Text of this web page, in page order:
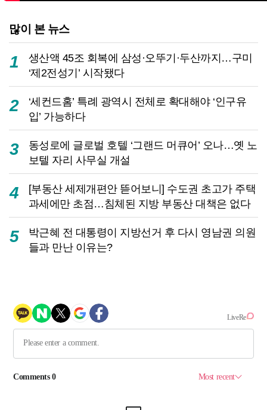
많이 본 뉴스
1
생산액 45조 회복에 삼성·오뚜기·두산까지…구미
‘제2전성기’ 시작됐다
2
‘세컨드홈’ 특례 광역시 전체로 확대해야 ‘인구유
입’ 가능하다
3
동성로에 글로벌 호텔 ‘그랜드 머큐어’ 오나…옛 노
보텔 자리 사무실 개설
4
[부동산 세제개편안 뜯어보니] 수도권 초고가 주택
과세에만 초점…침체된 지방 부동산 대책은 없다
5
박근혜 전 대통령이 지방선거 후 다시 영남권 의원
들과 만난 이유는?